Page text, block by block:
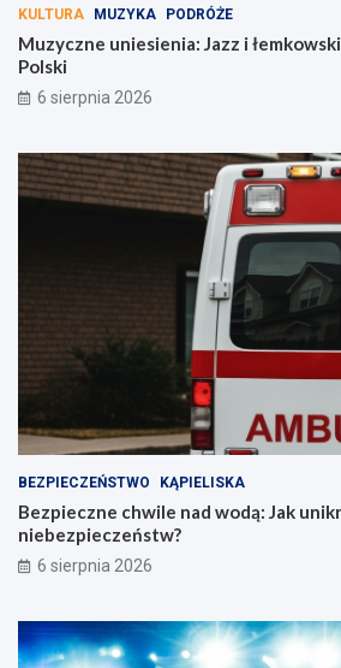
KULTURA MUZYKA PODRÓŻE
Muzyczne uniesienia: Jazz i
Polski
6 sierpnia 2026
BEZPIECZEŃSTWO KĄPIELISKA
Bezpieczne chwile nad wodą: Jak
niebezpieczeństw?
6 sierpnia 2026